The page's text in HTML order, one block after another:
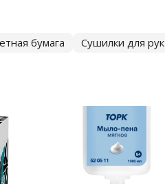
бумага Сушилки для рук